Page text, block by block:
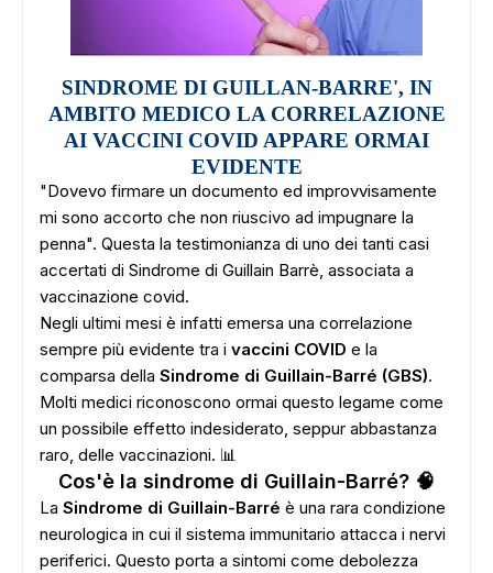
SINDROME DI GUILLAN-BARRE', IN
AMBITO MEDICO LA CORRELAZIONE
AI VACCINI COVID APPARE ORMAI
EVIDENTE
"Dovevo firmare un documento ed improvvisamente
mi sono accorto che non riuscivo ad impugnare la
penna". Questa la testimonianza di uno dei tanti casi
accertati di Sindrome di Guillain Barrè, associata a
vaccinazione covid.
Negli ultimi mesi è infatti emersa una correlazione
sempre più evidente tra i vaccini COVID e la
comparsa della Sindrome di Guillain-Barré (GBS).
Molti medici riconoscono ormai questo legame come
un possibile effetto indesiderato, seppur abbastanza
raro, delle vaccinazioni. 📊
Cos'è la sindrome di Guillain-Barré? 🧠
La Sindrome di Guillain-Barré è una rara condizione
neurologica in cui il sistema immunitario attacca i nervi
periferici. Questo porta a sintomi come debolezza